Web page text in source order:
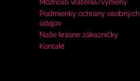
Možnosti vrátenia/výmeny
Podmienky ochrany osobných
údajov
Naše krásne zákazníčky
Kontakt